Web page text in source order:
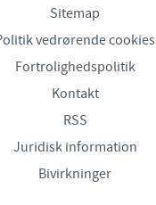
Sitemap
vedrørende cookies
Fortrolighedspolitik
Kontakt
RSS
Juridisk information
Bivirkninger